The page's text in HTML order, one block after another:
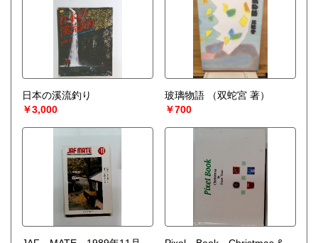
日本の溪流釣り
￥3,000
玻璃物語
（双蛇宮 著）
￥700